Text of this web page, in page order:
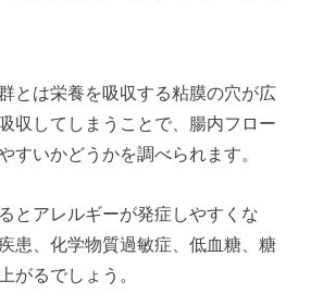
とは栄養を吸収する粘膜の穴が広
収してしまうことで、腸内フロー
すいかどうかを調べられます。
とアレルギーが発症しやすくな
患、化学物質過敏症、低血糖、糖
がるでしょう。